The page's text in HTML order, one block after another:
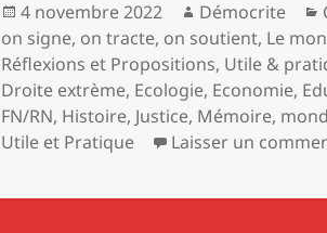
Publié
le
4 novembre 2022 Auteur
Démocrite
on signe, on tracte, on soutient, Le
Réflexions et Propositions, Utile &
Droite extrème, Ecologie, Economie,
FN/RN, Histoire, Justice, Mémoire,
Utile et Pratique
Laisser un